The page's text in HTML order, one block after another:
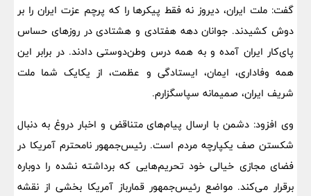
گفت: ملت ایران، دیروز نه فقط پیکرها را که پرچم عزت ایران را بر
دوش کشیدند. جوانان دهه هفتادی و هشتادی در روزهای حساس
پای‌کار ایران آمده و به همه درس وطن‌دوستی دادند. در برابر این
همه وفاداری، ایمان، ایستادگی و عظمت، از یکایک شما ملت
شریف ایران، صمیمانه سپاسگزارم.
وی افزود: دشمن با ارسال پیام‌های متناقض و اخبار دروغ به دنبال
شکستن صف یکپارچه مردم است. رئیس‌جمهور نامحترم آمریکا در
فضای مجازی خیالی خود تحریم‌هایی که برداشته نشده را دوباره
برقرار می‌کند. مواضع رئیس‌جمهور قمارباز آمریکا بخشی از نقشه